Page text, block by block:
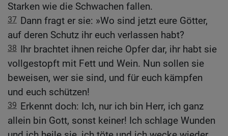
Starken wie die Schwachen fallen.
37 Dann fragt er sie: »Wo sind jetzt eure Götter,
auf deren Schutz ihr euch verlassen habt?
38 Ihr brachtet ihnen reiche Opfer dar, ihr habt sie
vollgestopft mit Fett und Wein. Nun sollen sie
beweisen, wer sie sind, und für euch kämpfen
und euch schützen!
39 Erkennt doch: Ich, nur ich bin Herr, ich ganz
allein bin Gott, sonst keiner! Ich schlage Wunden